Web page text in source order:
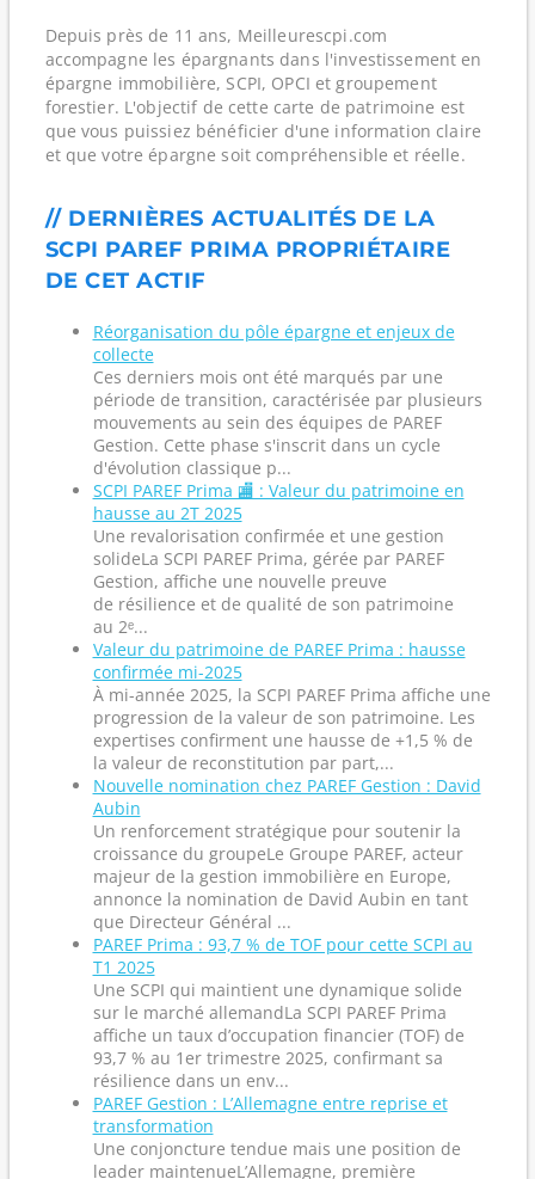
Depuis près de 11 ans, Meilleurescpi.com
accompagne les épargnants dans l'investissement en
épargne immobilière, SCPI, OPCI et groupement
forestier. L'objectif de cette carte de patrimoine est
que vous puissiez bénéficier d'une information claire
et que votre épargne soit compréhensible et réelle.
// DERNIÈRES ACTUALITÉS DE LA
SCPI PAREF PRIMA PROPRIÉTAIRE
DE CET ACTIF
Réorganisation du pôle épargne et enjeux de
collecte
Ces derniers mois ont été marqués par une
période de transition, caractérisée par plusieurs
mouvements au sein des équipes de PAREF
Gestion. Cette phase s'inscrit dans un cycle
d'évolution classique p...
SCPI PAREF Prima 🏬 : Valeur du patrimoine en
hausse au 2T 2025
Une revalorisation confirmée et une gestion
solideLa SCPI PAREF Prima, gérée par PAREF
Gestion, affiche une nouvelle preuve
de résilience et de qualité de son patrimoine
au 2ᵉ...
Valeur du patrimoine de PAREF Prima : hausse
confirmée mi-2025
À mi-année 2025, la SCPI PAREF Prima affiche une
progression de la valeur de son patrimoine. Les
expertises confirment une hausse de +1,5 % de
la valeur de reconstitution par part,...
Nouvelle nomination chez PAREF Gestion : David
Aubin
Un renforcement stratégique pour soutenir la
croissance du groupeLe Groupe PAREF, acteur
majeur de la gestion immobilière en Europe,
annonce la nomination de David Aubin en tant
que Directeur Général ...
PAREF Prima : 93,7 % de TOF pour cette SCPI au
T1 2025
Une SCPI qui maintient une dynamique solide
sur le marché allemandLa SCPI PAREF Prima
affiche un taux d’occupation financier (TOF) de
93,7 % au 1er trimestre 2025, confirmant sa
résilience dans un env...
PAREF Gestion : L’Allemagne entre reprise et
transformation
Une conjoncture tendue mais une position de
leader maintenueL’Allemagne, première